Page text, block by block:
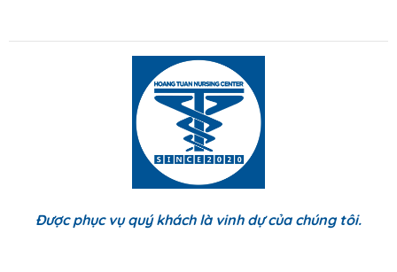
Được phục vụ quý khách là vinh dự của chúng tôi.